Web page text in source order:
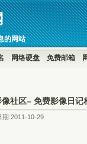
的网站
网络硬盘 免费邮箱
社区– 免费影像日记
期:2011-10-29